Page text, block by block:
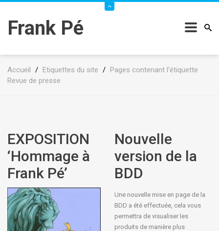
Frank Pé
Accueil / Etiquettes du site / Pages contenant l'étiquette
Revue de presse
EXPOSITION
‘Hommage à
Frank Pé’
Nouvelle
version de la
BDD
Une nouvelle mise en page de la
BDD a été effectuée, cela vous
permettra de visualiser les
produits de manière plus